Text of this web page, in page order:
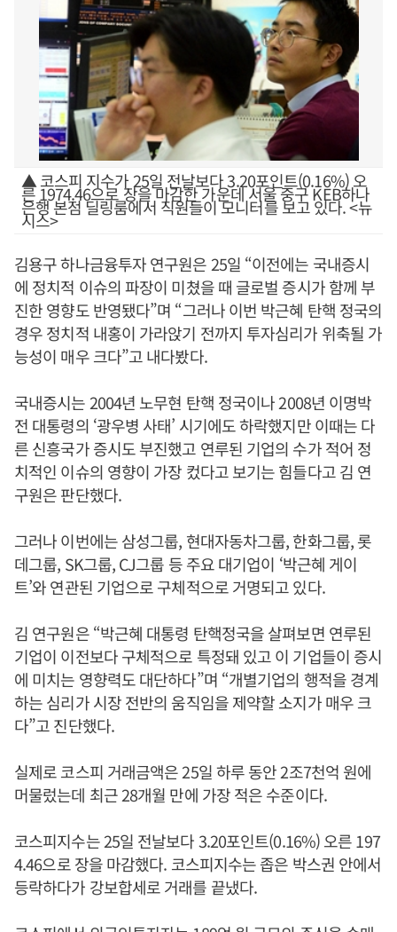
▲ 코스피 지수가 25일 전날보다 3.20포인트(0.16%) 오
른 1974.46으로 장을 마감한 가운데 서울 중구 KEB하나
은행 본점 딜링룸에서 직원들이 모니터를 보고 있다. <뉴
시스>
김용구 하나금융투자 연구원은 25일 “이전에는 국내증시
에 정치적 이슈의 파장이 미쳤을 때 글로벌 증시가 함께 부
진한 영향도 반영됐다”며 “그러나 이번 박근혜 탄핵 정국의
경우 정치적 내홍이 가라앉기 전까지 투자심리가 위축될 가
능성이 매우 크다”고 내다봤다.
국내증시는 2004년 노무현 탄핵 정국이나 2008년 이명박
전 대통령의 ‘광우병 사태’ 시기에도 하락했지만 이때는 다
른 신흥국가 증시도 부진했고 연루된 기업의 수가 적어 정
치적인 이슈의 영향이 가장 컸다고 보기는 힘들다고 김 연
구원은 판단했다.
그러나 이번에는 삼성그룹, 현대자동차그룹, 한화그룹, 롯
데그룹, SK그룹, CJ그룹 등 주요 대기업이 ‘박근혜 게이
트’와 연관된 기업으로 구체적으로 거명되고 있다.
김 연구원은 “박근혜 대통령 탄핵정국을 살펴보면 연루된
기업이 이전보다 구체적으로 특정돼 있고 이 기업들이 증시
에 미치는 영향력도 대단하다”며 “개별기업의 행적을 경계
하는 심리가 시장 전반의 움직임을 제약할 소지가 매우 크
다”고 진단했다.
실제로 코스피 거래금액은 25일 하루 동안 2조7천억 원에
머물렀는데 최근 28개월 만에 가장 적은 수준이다.
코스피지수는 25일 전날보다 3.20포인트(0.16%) 오른 197
4.46으로 장을 마감했다. 코스피지수는 좁은 박스권 안에서
등락하다가 강보합세로 거래를 끝냈다.